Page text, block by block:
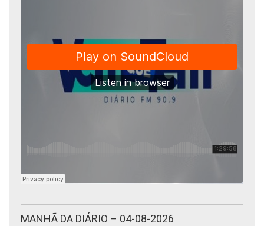
MANHÃ DA DIÁRIO – 04-08-2026